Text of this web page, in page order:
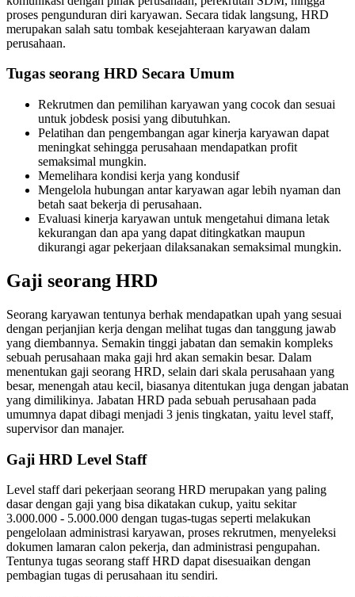
proses pengunduran diri karyawan. Secara tidak langsung, HRD
merupakan salah satu tombak kesejahteraan karyawan dalam
perusahaan.
Tugas seorang HRD Secara Umum
Rekrutmen dan pemilihan karyawan yang cocok dan sesuai
untuk jobdesk posisi yang dibutuhkan.
Pelatihan dan pengembangan agar kinerja karyawan dapat
meningkat sehingga perusahaan mendapatkan profit
semaksimal mungkin.
Memelihara kondisi kerja yang kondusif
Mengelola hubungan antar karyawan agar lebih nyaman dan
betah saat bekerja di perusahaan.
Evaluasi kinerja karyawan untuk mengetahui dimana letak
kekurangan dan apa yang dapat ditingkatkan maupun
dikurangi agar pekerjaan dilaksanakan semaksimal mungkin.
Gaji seorang HRD
Seorang karyawan tentunya berhak mendapatkan upah yang sesuai
dengan perjanjian kerja dengan melihat tugas dan tanggung jawab
yang diembannya. Semakin tinggi jabatan dan semakin kompleks
sebuah perusahaan maka gaji hrd akan semakin besar. Dalam
menentukan gaji seorang HRD, selain dari skala perusahaan yang
besar, menengah atau kecil, biasanya ditentukan juga dengan jabatan
yang dimilikinya. Jabatan HRD pada sebuah perusahaan pada
umumnya dapat dibagi menjadi 3 jenis tingkatan, yaitu level staff,
supervisor dan manajer.
Gaji HRD Level Staff
Level staff dari pekerjaan seorang HRD merupakan yang paling
dasar dengan gaji yang bisa dikatakan cukup, yaitu sekitar
3.000.000 - 5.000.000 dengan tugas-tugas seperti melakukan
pengelolaan administrasi karyawan, proses rekrutmen, menyeleksi
dokumen lamaran calon pekerja, dan administrasi pengupahan.
Tentunya tugas seorang staff HRD dapat disesuaikan dengan
pembagian tugas di perusahaan itu sendiri.